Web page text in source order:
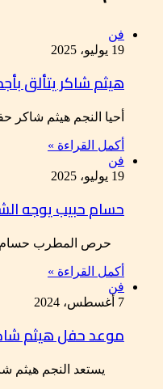
فن
19 يوليو، 2025
هيثم شاكر يتألق
أحيا النجم هيثم شاكر
أكمل القراءة »
فن
19 يوليو، 2025
حسام حبيب يوجه
حرص المطرب حسام
أكمل القراءة »
فن
7 أغسطس، 2024
موعد حفل هيثم
يستعد النجم هيثم